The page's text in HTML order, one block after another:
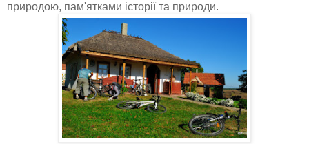
природою, пам'ятками історії та природи.